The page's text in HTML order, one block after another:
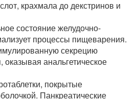
крахмала до декстринов и
состояние желудочно-
процессы пищеварения.
секрецию
анальгетическое
покрытые
Панкреатические